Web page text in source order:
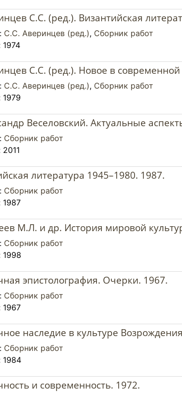
С.С. (ред.). Византийская
С.С. Аверинцев (ред.), Сборник работ
1974
С.С. (ред.). Новое в
С.С. Аверинцев (ред.), Сборник работ
1979
Веселовский. Актуальные
Сборник работ
2011
литература 1945–1980. 1987.
Сборник работ
1987
М.Л. и др. История мировой
Сборник работ
1998
эпистолография. Очерки. 1967.
Сборник работ
1967
наследие в культуре
Сборник работ
1984
и современность. 1972.